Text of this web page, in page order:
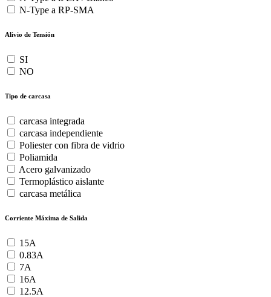
N-Type a RP-SMA
Alivio de Tensión
SI
NO
Tipo de carcasa
carcasa integrada
carcasa independiente
Poliester con fibra de vidrio
Poliamida
Acero galvanizado
Termoplástico aislante
carcasa metálica
Corriente Máxima de Salida
15A
0.83A
7A
16A
12.5A